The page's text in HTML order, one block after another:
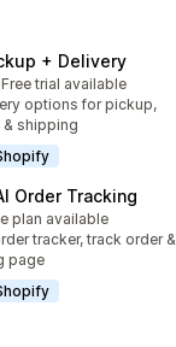
+ Delivery
Free trial available
options for pickup,
shipping
Order Tracking
plan available
tracker, track order &
page